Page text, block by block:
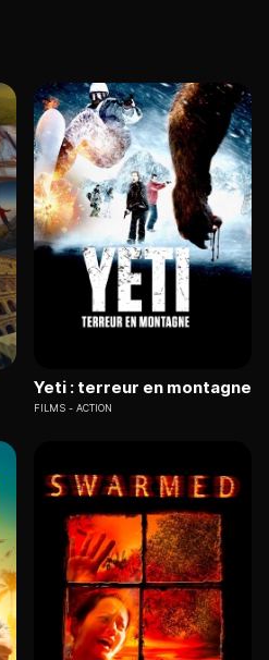
Yeti : terreur en montagne
FILMS ACTION